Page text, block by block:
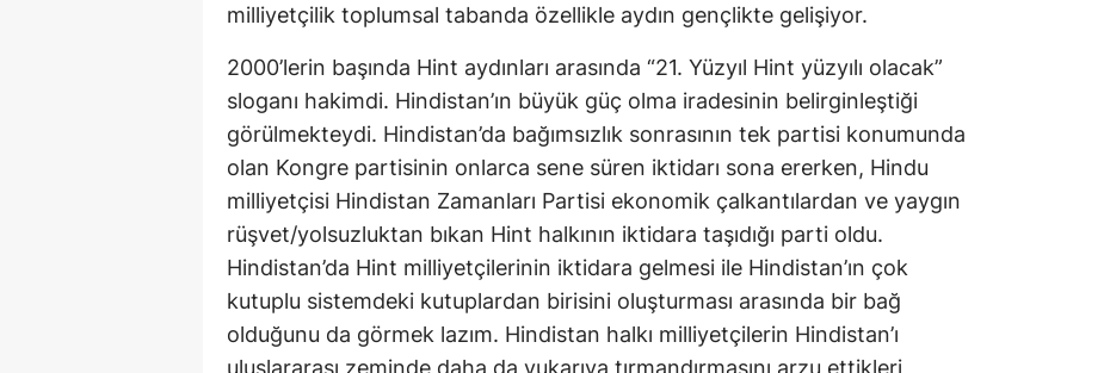
milliyetçilik toplumsal tabanda özellikle aydın gençlikte gelişiyor.
2000’lerin başında Hint aydınları arasında “21. Yüzyıl Hint yüzyılı olacak”
sloganı hakimdi. Hindistan’ın büyük güç olma iradesinin belirginleştiği
görülmekteydi. Hindistan’da bağımsızlık sonrasının tek partisi konumunda
olan Kongre partisinin onlarca sene süren iktidarı sona ererken, Hindu
milliyetçisi Hindistan Zamanları Partisi ekonomik çalkantılardan ve yaygın
rüşvet/yolsuzluktan bıkan Hint halkının iktidara taşıdığı parti oldu.
Hindistan’da Hint milliyetçilerinin iktidara gelmesi ile Hindistan’ın çok
kutuplu sistemdeki kutuplardan birisini oluşturması arasında bir bağ
olduğunu da görmek lazım. Hindistan halkı milliyetçilerin Hindistan’ı
uluslararası zeminde daha da yukarıya tırmandırmasını arzu ettikleri